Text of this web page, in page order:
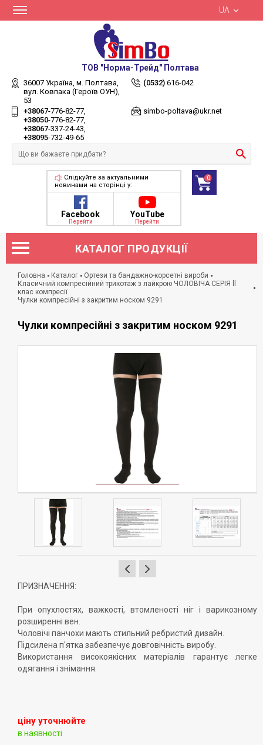
UA
ТОВ "Норма-Трейд" Полтава
36007 Україна, м. Полтава,
вул. Ковпака (Героїв ОУН),
53
(0532) 616-042
+38067-776-82-77
+38050-776-82-77
+38067-337-24-43
+38095-732-49-65
simbo-poltava@ukr.net
Слідкуйте за актуальними
новинами на сторінці у:
Facebook
Перейти
YouTube
Перейти
0
Головна Каталог
Ортези та бандажно-корсетні вироби
Класичний компресійний трикотаж з лайкрою ЧОЛОВІЧА СЕРІЯ ll
клас компресії
Чулки компресійні з закритим носком 9291
Чулки компресійні з закритим носком 9291
ПРИЗНАЧЕННЯ:
При опухлостях, важкості, втомленості ніг і варикозному
розширенні вен.
Чоловічі панчохи мають стильний ребристий дизайн.
Підсилена п'ятка забезпечує довговічність виробу.
Використання високоякісних матеріалів гарантує легке
одягання і знімання.
ціну уточнюйте
в наявності
КАТАЛОГ ПРОДУКЦІЇ